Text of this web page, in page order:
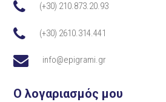
(+30) 210.873.20.93
(+30) 2610.314.441
info@epigrami.gr
Ο λογαριασμός μου